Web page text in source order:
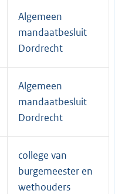
Algemeen
mandaatbesluit
Dordrecht
Algemeen
mandaatbesluit
Dordrecht
college van
burgemeester en
wethouders